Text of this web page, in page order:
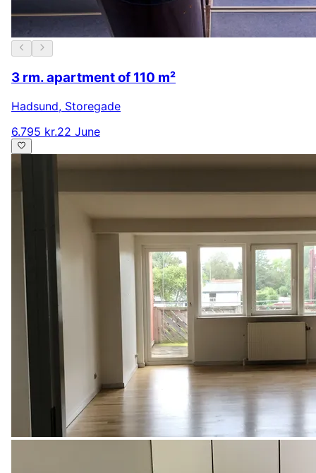
3 rm. apartment of 110 m²
Hadsund, Storegade
6.795 kr.22 June